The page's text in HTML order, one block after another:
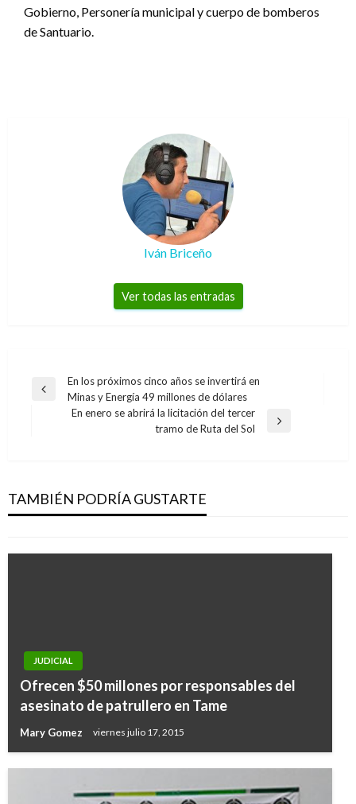
Gobierno, Personería municipal y cuerpo de bomberos
de Santuario.
Iván Briceño
Ver todas las entradas
Navegación
Entrada
En los próximos cinco años se invertirá en
Minas y Energía 49 millones de dólares
En enero se abrirá la licitación del tercer
tramo de Ruta del Sol
TAMBIÉN PODRÍA GUSTARTE
industria del cannabis medicinal y científico
Iván Briceño miércoles marzo 4, 2020
JUDICIAL
Ofrecen $50 millones por responsables del
asesinato de patrullero en Tame
Mary Gomez viernes julio 17, 2015